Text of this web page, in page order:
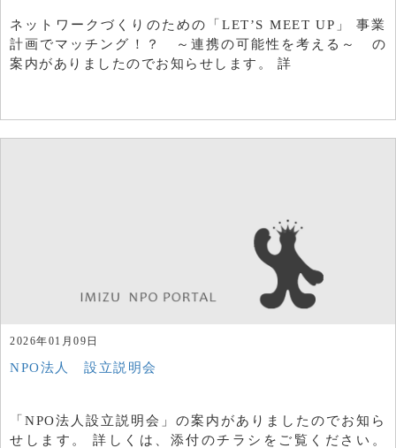
ネットワークづくりのための「LET’S MEET UP」 事業
計画でマッチング！？ ～連携の可能性を考える～ の
案内がありましたのでお知らせします。 詳
2026年01月09日
NPO法人 設立説明会
「NPO法人設立説明会」の案内がありましたのでお知ら
せします。 詳しくは、添付のチラシをご覧ください。